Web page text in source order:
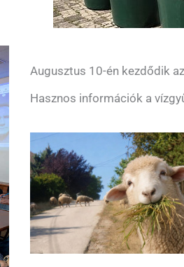
Augusztus 10-én kezdődik
Hasznos információk a